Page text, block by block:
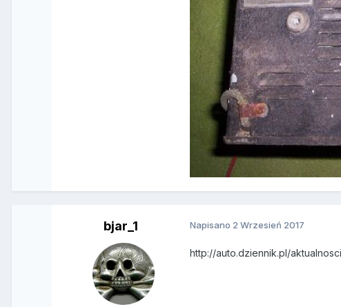
bjar_1 Napisano 2 Wrzesień 2017
http://auto.dziennik.pl/